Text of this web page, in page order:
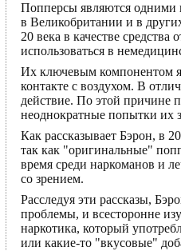
Попперсы являются одними
в Великобритании и в
20 века в качестве
использоваться в
Их ключевым компонентом
контакте с воздухом. В
действие. По этой причине
неоднократные попытки их
Как рассказывает Бэрон, в
так как "оригинальные"
время среди наркоманов и
со зрением.
Расследуя эти рассказы,
проблемы, и всесторонне
наркотика, который
или какие-то "вкусовые"